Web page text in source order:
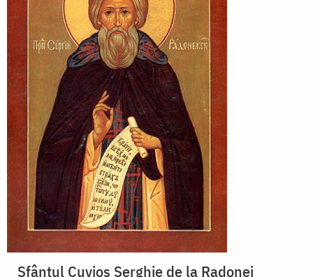
Sfântul Cuvios Serghie de la Radonej